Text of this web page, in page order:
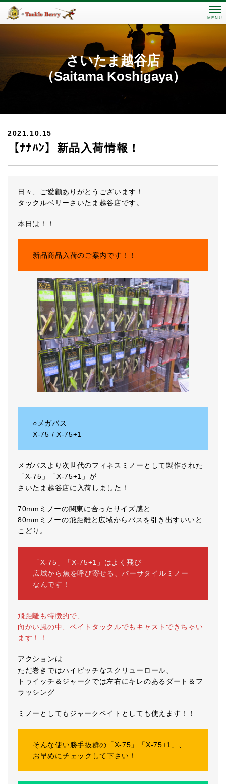
MENU
さいたま越谷店
（Saitama Koshigaya）
2021.10.15
【ﾅﾅﾊﾝ】新品入荷情報！
日々、ご愛顧ありがとうございます！
タックルベリーさいたま越谷店です。
本日は！！
新品商品入荷のご案内です！！
○メガバス
X-75 / X-75+1
メガバスより次世代のフィネスミノーとして製作された
「X-75」「X-75+1」が
さいたま越谷店に入荷しました！
70mmミノーの関東に合ったサイズ感と
80mmミノーの飛距離と広域からバスを引き出すいいと
こどり。
「X-75」「X-75+1」はよく飛び
広域から魚を呼び寄せる、バーサタイルミノー
なんです！
飛距離も特徴的で、
向かい風の中、ベイトタックルでもキャストできちゃい
ます！！
アクションは
ただ巻きではハイピッチなスクリューロール、
トゥイッチ＆ジャークでは左右にキレのあるダート＆フ
ラッシング
ミノーとしてもジャークベイトとしても使えます！！
そんな使い勝手抜群の「X-75」「X-75+1」、
お早めにチェックして下さい！